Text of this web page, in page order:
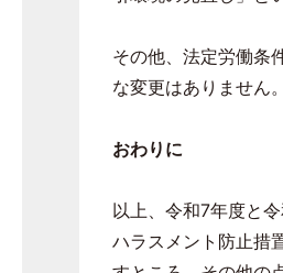
その他、法定労働条
な変更はありません。
おわりに
以上、令和7年度と
ハラスメント防止措